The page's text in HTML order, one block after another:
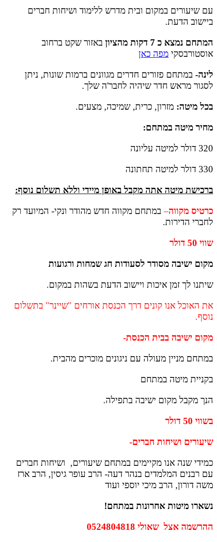
עם שיעורים במקום ובית מדרש ללימוד ושיחות חברים
ביישוב הדעת.
המתחם נמצא כ 7 דקות מהציון
באזור שקט ברחוב
אוסטורבסקי מפה כאן
לינה- במתחם פזורים חדרים מגוונים ברמות שונות, ניתן
לסגור מראש חדר שיהיה לחבר'ה שלך.
בכל מיטה: מזרון, כרית, שמיכה, מצעים.
מחיר מיטה במתחם:
320 דולר למיטה עליונה
330 דולר למיטה תחתונה
ברכישת מיטה אתה מקבל באופן מיידי וללא תשלום נוסף:
כרטיס מקווה–במתחם מקווה חדש מהודר ונקי- המיועד רק
לחברי הדירות.
שווי 50 דולר
מקום ישיבה מסודר לסעודות חג שמחות ורגועות
שיתנו לך זמן איכות ויישוב הדעת בשהות במקום.
את האוכל אנו קונים דרך הכנסת אורחים "שיינר" בתשלום
נוסף.
מקום ישיבה בבית הכנסת-
במתחם מניין מעולה עם ניגונים מוכרים מהבית.
בקניית מיטה במתחם
הנך מקבל מקום ישיבה בתפילה.
בשווי 50 דולר
שיעורים ושיחות חברים-
כמידי שנה אנו מקיימים במתחם שיעורים, ושיחות חברים
עם רבנים המלמדים בנהר דעה- הרב עופר גיסין, הרב ארז
משה דורון, הרב מיכי יוספי ועוד
נשארו מיטות אחרונות במתחם!
ההרשמה אצל שאולי 0524804818